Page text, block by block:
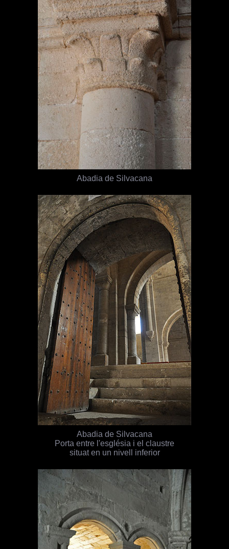
Abadia de Silvacana
Abadia de Silvacana
Porta entre l'església i el claustre
situat en un nivell inferior